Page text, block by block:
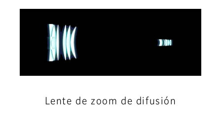
Lente de zoom de difusión